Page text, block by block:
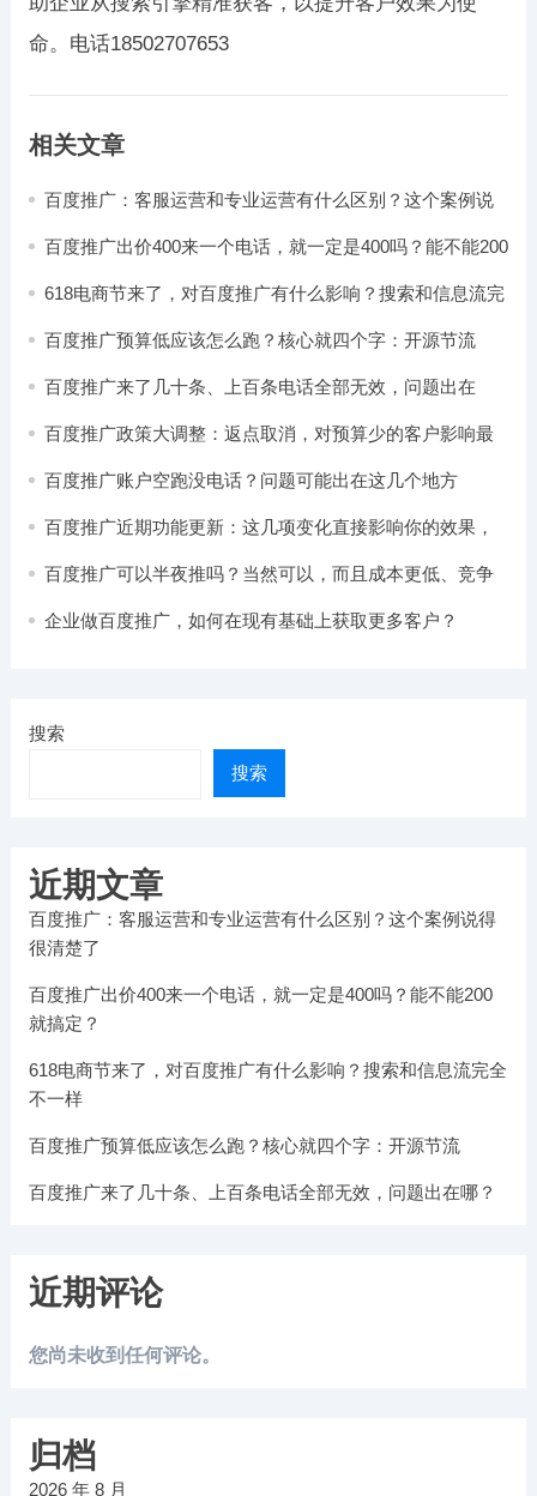
命。电话18502707653
相关文章
百度推广：客服运营和专业运营有什么区别？这个案例说
百度推广出价400来一个电话，就一定是400吗？能不能200
618电商节来了，对百度推广有什么影响？搜索和信息流完
百度推广预算低应该怎么跑？核心就四个字：开源节流
百度推广来了几十条、上百条电话全部无效，问题出在
百度推广政策大调整：返点取消，对预算少的客户影响最
百度推广账户空跑没电话？问题可能出在这几个地方
百度推广近期功能更新：这几项变化直接影响你的效果，
百度推广可以半夜推吗？当然可以，而且成本更低、竞争
企业做百度推广，如何在现有基础上获取更多客户？
搜索
搜索
近期文章
百度推广：客服运营和专业运营有什么区别？这个案例说得
很清楚了
百度推广出价400来一个电话，就一定是400吗？能不能200
就搞定？
618电商节来了，对百度推广有什么影响？搜索和信息流完全
不一样
百度推广预算低应该怎么跑？核心就四个字：开源节流
百度推广来了几十条、上百条电话全部无效，问题出在哪？
近期评论
您尚未收到任何评论。
归档
2026 年 8 月